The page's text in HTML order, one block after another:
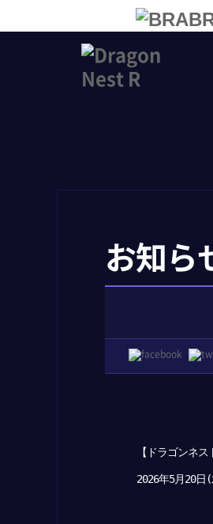
お知ら
【ドラゴンネス
2026年5月20日